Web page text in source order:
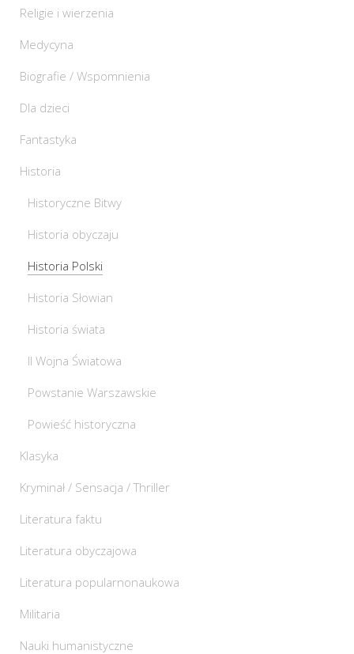
Religie i wierzenia
Medycyna
Biografie / Wspomnienia
Dla dzieci
Fantastyka
Historia
Historyczne Bitwy
Historia obyczaju
Historia Polski
Historia Słowian
Historia świata
II Wojna Światowa
Powstanie Warszawskie
Powieść historyczna
Klasyka
Kryminał / Sensacja / Thriller
Literatura faktu
Literatura obyczajowa
Literatura popularnonaukowa
Militaria
Nauki humanistyczne